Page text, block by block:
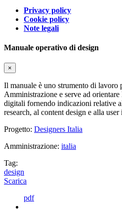
Privacy policy
Cookie policy
Note legali
Manuale operativo di design
×
Il manuale è uno strumento di lavoro
Amministrazione e serve ad
digitali fornendo indicazioni relative
research, al content design e alla user
Progetto: Designers Italia
Amministrazione: italia
Tag:
design
Scarica
pdf